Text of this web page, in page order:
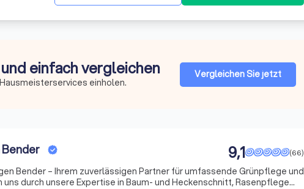
einfach vergleichen
einholen.
Vergleichen Sie jetzt
(66)
9,1
Bender – Ihrem zuverlässigen Partner für umfassende Grünpflege und
durch unsere Expertise in Baum- und Heckenschnitt, Rasenpflege